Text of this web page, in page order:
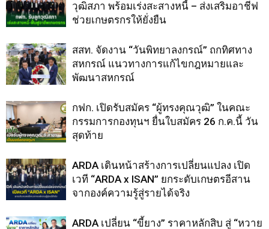
วุฒิสภา พร้อมเร่งสะสางหนี้ – ส่งเสริมอาชีฟ
ช่วยเกษตรกรให้ยั่งยืน
สสท. จัดงาน “วันพิทยาลงกรณ์” ถกทิศทาง
สหกรณ์ แนวทางการแก้ไขกฎหมายและ
พัฒนาสหกรณ์
กฟก. เปิดรับสมัคร “ผู้ทรงคุณวุฒิ” ในคณะ
กรรมการกองทุนฯ ยื่นใบสมัคร 26 ก.ค.นี้ วัน
สุดท้าย
ARDA เดินหน้าสร้างการเปลี่ยนแปลง เปิด
เวที “ARDA x ISAN” ยกระดับเกษตรอีสาน
จากองค์ความรู้สู่รายได้จริง
ARDA เปลี่ยน “ขี้ยาง” ราคาหลักสิบ สู่ “หวาย